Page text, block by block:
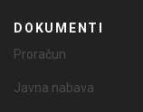
DOKUMENTI
Proračun
Javna nabava